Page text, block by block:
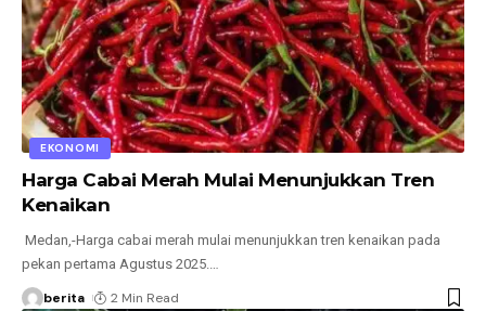
EKONOMI
Harga Cabai Merah Mulai Menunjukkan Tren
Kenaikan
Medan,-Harga cabai merah mulai menunjukkan tren kenaikan pada
pekan pertama Agustus 2025.
berita 2 Min Read